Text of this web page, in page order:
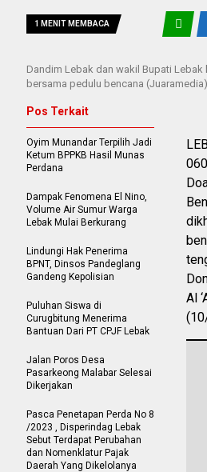
1 MENIT MEMBACA
Dandim Lebak dan wakil Bupati
bersama pedulu bencana (Juaramedia)
Al
Pos Terkait
Oyim Munandar Terpilih Jadi
Ketum BPPKB Hasil Munas
Perdana
Dampak Fenomena El Nino,
Volume Air Sumur Warga
Lebak Mulai Berkurang
Lindungi Hak Penerima
BPNT, Dinsos Pandeglang
Gandeng Kepolisian
Puluhan Siswa di
Curugbitung Menerima
Bantuan Dari PT CPJF Lebak
Jalan Poros Desa
Pasarkeong Malabar Selesai
Dikerjakan
Pasca Penetapan Perda No 8
/2023 , Disperindag Lebak
Sebut Terdapat Perubahan
dan Nomenklatur Pajak
Daerah Yang Dikelolanya